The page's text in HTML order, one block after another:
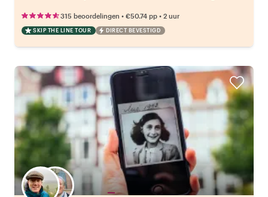
315 beoordelingen • €50.74 pp • 2 uur
SKIP THE LINE TOUR DIRECT BEVESTIGD
Kies jouw favoriete local